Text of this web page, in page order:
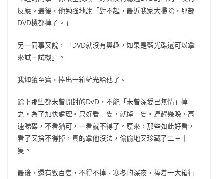
反應。最後，他勉強地說「對不起，最近我家大掃除，那部
DVD機都掉了。」
另一同事又說，「DVD就沒有興趣，如果是藍光碟還可以拿
來試一試機」。
我如獲至寶，捧出一箱藍光給他了。
餘下那些都未曾開封的DVD，不能「未曾深愛已無情」掉
之。為了加快處理。只好看一隻，就掉一隻。連趕幾晚，高
速睇碟，不看猶可，一看就不得了。原來，那些如此好看，
看了又捨不得掉，真的拿他沒法，偷偷地又珍藏了二三十
隻。
最後，還有數百隻，不得不掉。寒冬的深夜，捧着一大箱行